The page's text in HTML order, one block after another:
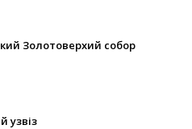
Золотоверхий собор
узвіз